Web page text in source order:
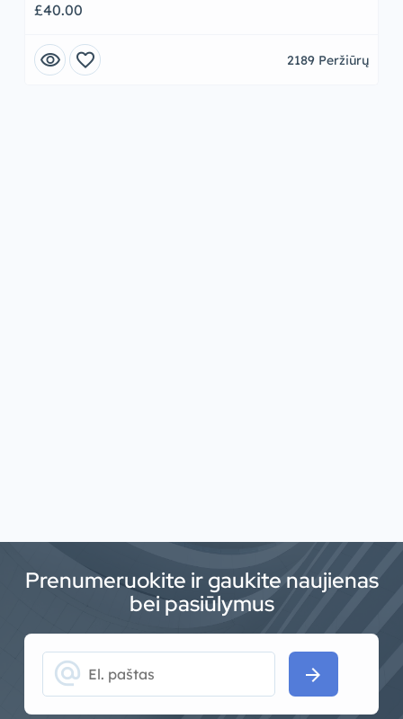
£40.00
visibility favorite 2189 Peržiūrų
Prenumeruokite ir gaukite naujienas
bei pasiūlymus
alternate_email arrow_forward